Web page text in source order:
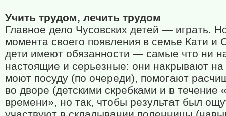
Учить трудом, лечить трудом
Главное дело Чусовских детей — играть.
момента своего появления в семье Кати и
дети имеют обязанности — самые что ни
настоящие и серьезные: они накрывают на
моют посуду (по очереди), помогают
во дворе (детскими скребками и в течение
времени», но так, чтобы результат был